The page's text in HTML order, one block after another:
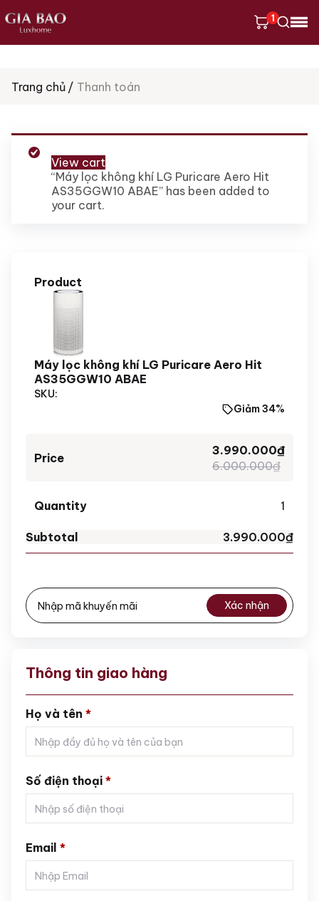
1
kiếm
Trang chủ Thanh toán
“Máy lọc không khí LG Puricare Aero Hit
AS35GGW10 ABAE” has been added to
your cart.
View cart
Máy lọc không khí LG Puricare Aero Hit
AS35GGW10 ABAE
SKU:
Giảm 34%
6.000.000₫
3.990.000₫
1
3.990.000₫
Xác nhận
Thông tin giao hàng
Họ và tên *
Số điện thoại *
Email *